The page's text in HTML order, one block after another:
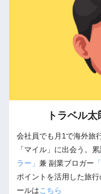
トラベル
会社員でも月1で海外旅
「マイル」に出会う。
ラー」 兼 副業ブロガー
ポイントを活用した旅
ールはこちら